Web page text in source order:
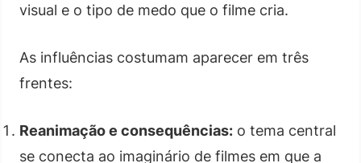
visual e o tipo de medo que o filme cria.
As influências costumam aparecer em três
frentes:
Reanimação e consequências: o tema central
se conecta ao imaginário de filmes em que a